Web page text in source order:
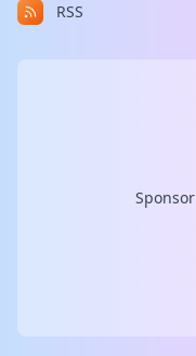
RSS
Sponsor